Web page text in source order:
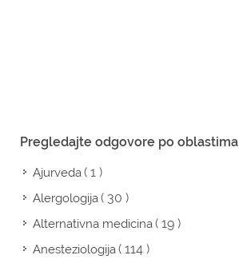
Pregledajte odgovore po oblastima
Ajurveda( 1 )
Alergologija( 30 )
Alternativna medicina( 19 )
Anesteziologija( 114 )